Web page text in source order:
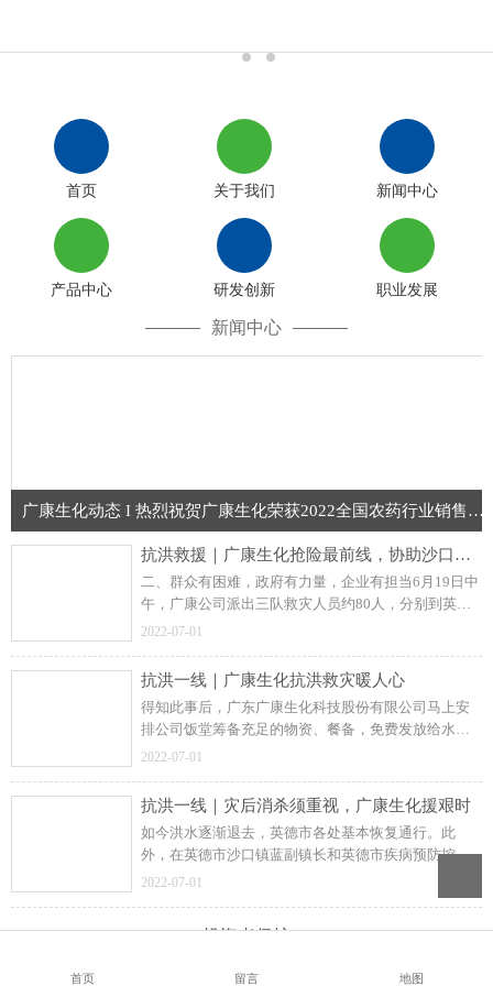
首页 关于我们 新闻中心
产品中心 研发创新 职业发展
新闻中心
广康生化动态 I 热烈祝贺广康生化荣获2022全国农药行业销售TOP100称号
抗洪救援｜广康生化抢险最前线，协助沙口镇府全力救援
二、群众有困难，政府有力量，企业有担当6月19日中
午，广康公司派出三队救灾人员约80人，分别到英德
市沙口镇三个地方进行抢险救灾，其中包括红丰村、
2022-07-01
抗洪一线｜广康生化抗洪救灾暖人心
得知此事后，广东广康生化科技股份有限公司马上安
排公司饭堂筹备充足的物资、餐备，免费发放给水灾
期间周边受灾居民，希望让群众感受到灾难无情、人
2022-07-01
抗洪一线｜灾后消杀须重视，广康生化援艰时
如今洪水逐渐退去，英德市各处基本恢复通行。此
外，在英德市沙口镇蓝副镇长和英德市疾病预防控制
中心工作人员的指导下，广康生化立即组织约36人的
志愿者队伍开展清洁消杀工作，均5队分区域进行。
2022-07-01
投资者保护
首页 留言 地图